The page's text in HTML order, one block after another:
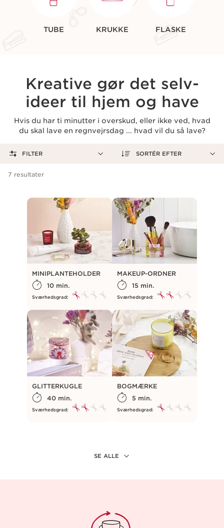
TUBE KRUKKE FLASKE
Kreative gør det selv-
ideer til hjem og have
Hvis du har ti minutter i overskud, eller ikke ved, hvad
du skal lave en regnvejrsdag ... hvad vil du så lave?
FILTER SORTÉR EFTER
Alfabetisk (A > Å)
Alfabetisk (Å > A)
Sværhedsgrad (fra nybegynder til ekspert)
Tid (fra kort til lang)
7 resultater
MINIPLANTEHOLDER
10 min.
Sværhedsgrad:
MAKEUP-ORDNER
15 min.
Sværhedsgrad:
GLITTERKUGLE
40 min.
Sværhedsgrad:
BOGMÆRKE
5 min.
Sværhedsgrad:
SE ALLE